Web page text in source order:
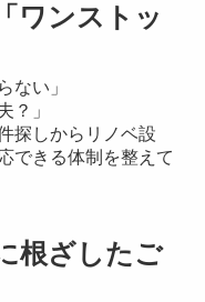
ワンストッ
ない」
？」
探しからリノベ設
できる体制を整えて
根ざしたご